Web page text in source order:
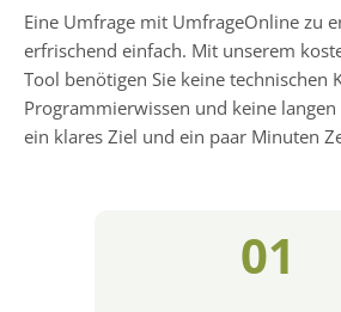
Eine Umfrage mit UmfrageOnline zu
erfrischend einfach. Mit unserem
Tool benötigen Sie keine technischen
Programmierwissen und keine
ein klares Ziel und ein paar Minuten
01